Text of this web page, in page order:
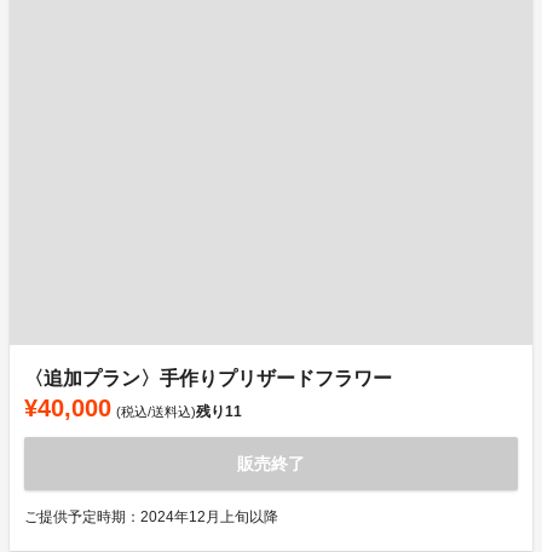
〈追加プラン〉手作りプリザードフラワー
¥40,000 (税込/送料込)残り11
販売終了
ご提供予定時期：2024年12月上旬以降